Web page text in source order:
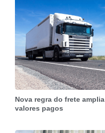
Nova regra do frete
valores pagos